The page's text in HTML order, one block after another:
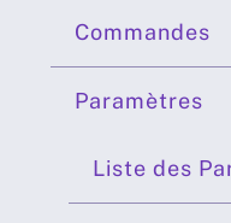
Commandes
Paramètres
Liste des